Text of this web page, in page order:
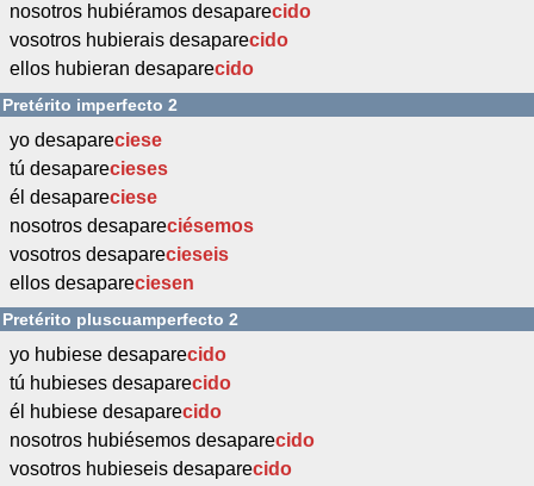
nosotros hubiéramos desaparecido
vosotros hubierais desaparecido
ellos hubieran desaparecido
Pretérito imperfecto 2
yo desapareciese
tú desaparecieses
él desapareciese
nosotros desapareciésemos
vosotros desaparecieseis
ellos desapareciesen
Pretérito pluscuamperfecto 2
yo hubiese desaparecido
tú hubieses desaparecido
él hubiese desaparecido
nosotros hubiésemos desaparecido
vosotros hubieseis desaparecido